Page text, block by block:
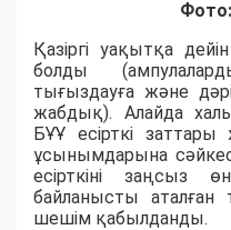
Фото:
Қазіргі уақытқа
болды
тығыздауға және
жабдық). Алайда
БҰҰ есірткі заттары
ұсынымдарына
есірткіні заңсыз
байланысты аталған
шешім қабылданды.